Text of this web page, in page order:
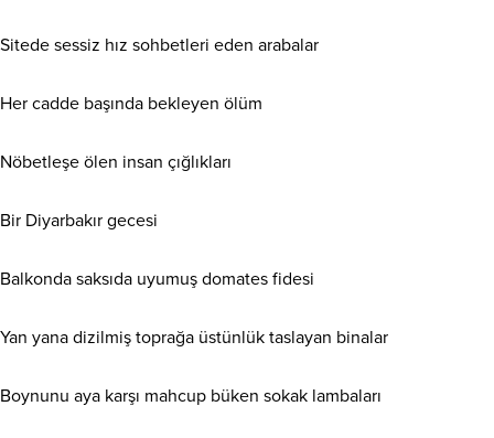
Sitede sessiz hız sohbetleri eden arabalar
Her cadde başında bekleyen ölüm
Nöbetleşe ölen insan çığlıkları
Bir Diyarbakır gecesi
Balkonda saksıda uyumuş domates fidesi
Yan yana dizilmiş toprağa üstünlük taslayan binalar
Boynunu aya karşı mahcup büken sokak lambaları